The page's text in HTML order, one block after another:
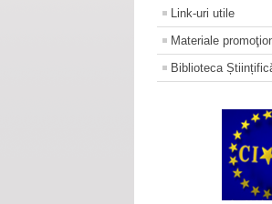
Link-uri utile
Materiale
Biblioteca